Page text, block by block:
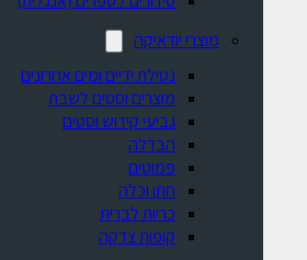
מוצרי יודאיקה
נטילת ידיים ומים אחרונים
מוצרים וסטים לשבת
גביעי קידוש וסטים
הבדלה
פמוטים
חתן וכלה
כריות לברית
קופות צדקה